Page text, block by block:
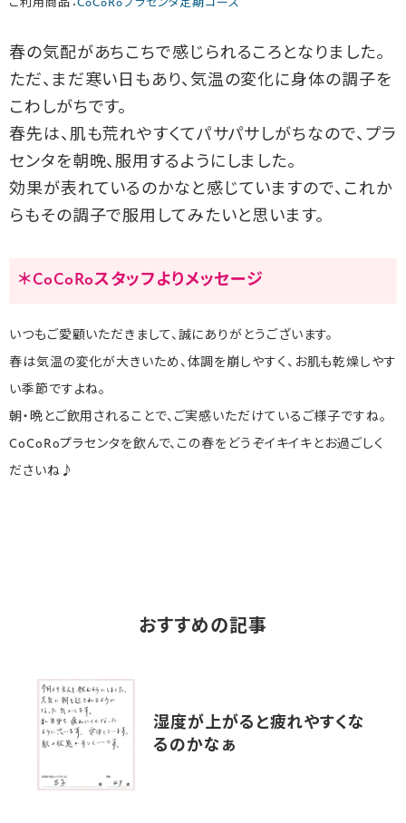
ご利用商品：CoCoRoプラセンタ定期コース
春の気配があちこちで感じられるころとなりました。
ただ、まだ寒い日もあり、気温の変化に身体の調子を
こわしがちです。
春先は、肌も荒れやすくてパサパサしがちなので、プラ
センタを朝晩、服用するようにしました。
効果が表れているのかなと感じていますので、これか
らもその調子で服用してみたいと思います。
＊CoCoRoスタッフよりメッセージ
いつもご愛顧いただきまして、誠にありがとうございます。
春は気温の変化が大きいため、体調を崩しやすく、お肌も乾燥しやす
い季節ですよね。
朝・晩とご飲用されることで、ご実感いただけているご様子ですね。
CoCoRoプラセンタを飲んで、この春をどうぞイキイキとお過ごしく
ださいね♪
おすすめの記事
湿度が上がると疲れやすくな
るのかなぁ